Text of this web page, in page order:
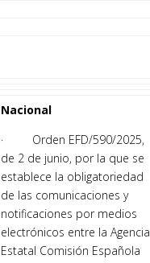
Nacional
· Orden EFD/590/2025,
de 2 de junio, por la que se
establece la obligatoriedad
de las comunicaciones y
notificaciones por medios
electrónicos entre la Agencia
Estatal Comisión Española